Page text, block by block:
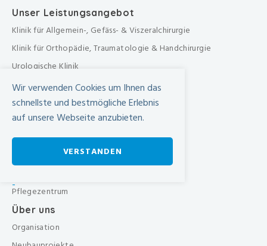
Unser Leistungsangebot
Klinik für Allgemein-, Gefäss- & Viszeralchirurgie
Klinik für Orthopädie, Traumatologie & Handchirurgie
Urologische Klinik
Medizinische Klinik
Frauenklinik
Übergreifende medizinische Bereiche
Übergreifende Bereiche
Beratungen & Dienste
Pflegezentrum
Über uns
Organisation
Wir verwenden Cookies um Ihnen das
schnellste und bestmögliche Erlebnis
auf unsere Webseite anzubieten.
VERSTANDEN
-